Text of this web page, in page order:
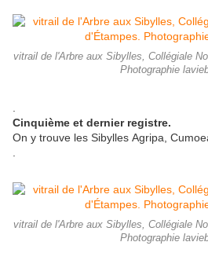
vitrail de l'Arbre aux Sibylles, Collégiale
Photographie
Cinquième et dernier registre.
On y trouve les Sibylles Agripa,
vitrail de l'Arbre aux Sibylles, Collégiale
Photographie